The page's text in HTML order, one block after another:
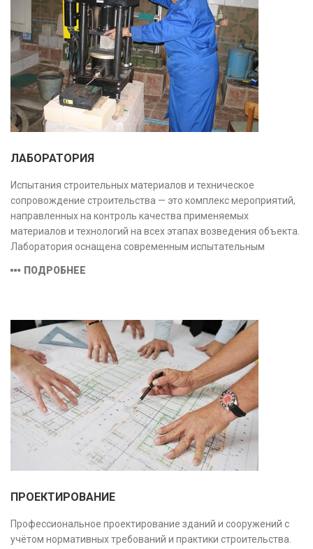
ЛАБОРАТОРИЯ
Испытания строительных материалов и техническое
сопровождение строительства — это комплекс мероприятий,
направленных на контроль качества применяемых
материалов и технологий на всех этапах возведения объекта.
Лаборатория оснащена современным испытательным
соответствующими заявленной области аккредитации.
ПОДРОБНЕЕ
ПРОЕКТИРОВАНИЕ
Профессиональное проектирование зданий и сооружений с
учётом нормативных требований и практики строительства.